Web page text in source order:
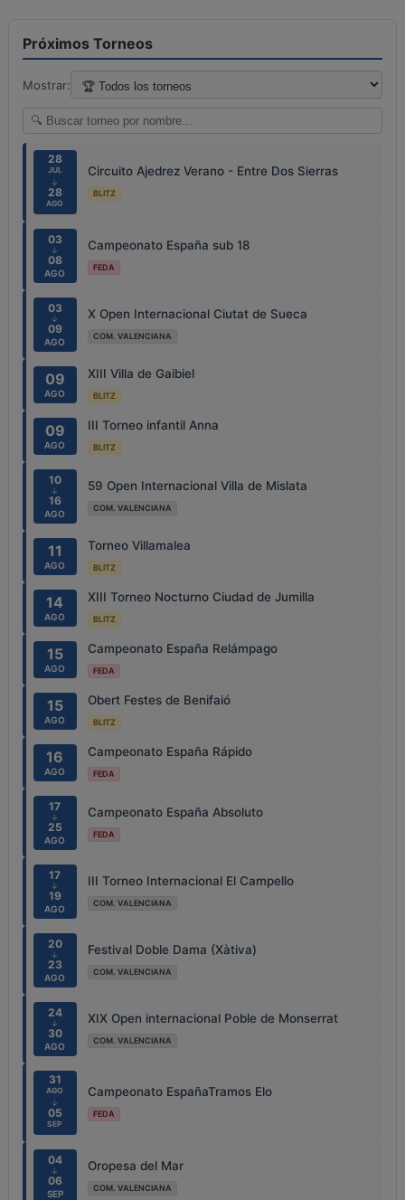
Próximos Torneos
Mostrar:
28
JUL
↓
28
AGO
Circuito Ajedrez Verano - Entre Dos Sierras
BLITZ
03
↓
08
AGO
Campeonato España sub 18
FEDA
03
↓
09
AGO
X Open Internacional Ciutat de Sueca
COM. VALENCIANA
09
AGO
XIII Villa de Gaibiel
BLITZ
09
AGO
III Torneo infantil Anna
BLITZ
10
↓
16
AGO
59 Open Internacional Villa de Mislata
COM. VALENCIANA
11
AGO
Torneo Villamalea
BLITZ
14
AGO
XIII Torneo Nocturno Ciudad de Jumilla
BLITZ
15
AGO
Campeonato España Relámpago
FEDA
15
AGO
Obert Festes de Benifaió
BLITZ
16
AGO
Campeonato España Rápido
FEDA
17
↓
25
AGO
Campeonato España Absoluto
FEDA
17
↓
19
AGO
III Torneo Internacional El Campello
COM. VALENCIANA
20
↓
23
AGO
Festival Doble Dama (Xàtiva)
COM. VALENCIANA
24
↓
30
AGO
XIX Open internacional Poble de Monserrat
COM. VALENCIANA
31
AGO
↓
05
SEP
Campeonato EspañaTramos Elo
FEDA
04
↓
06
SEP
Oropesa del Mar
COM. VALENCIANA